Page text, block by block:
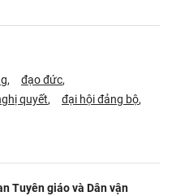
đạo đức
quyết đại hội đảng bộ
Tuyên giáo và Dân vận